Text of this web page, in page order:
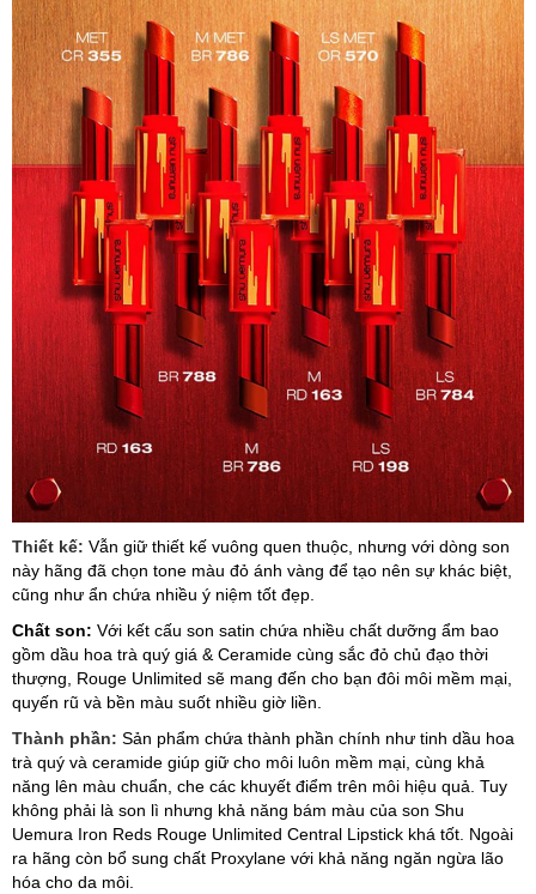
Thiết kế: Vẫn giữ thiết kế vuông quen thuộc, nhưng với dòng son
này hãng đã chọn tone màu đỏ ánh vàng để tạo nên sự khác biệt,
cũng như ẩn chứa nhiều ý niệm tốt đẹp.
Chất son: Với kết cấu son satin chứa nhiều chất dưỡng ẩm bao
gồm dầu hoa trà quý giá & Ceramide cùng sắc đỏ chủ đạo thời
thượng, Rouge Unlimited sẽ mang đến cho bạn đôi môi mềm mại,
quyến rũ và bền màu suốt nhiều giờ liền.
Thành phần: Sản phẩm chứa thành phần chính như tinh dầu hoa
trà quý và ceramide giúp giữ cho môi luôn mềm mại, cùng khả
năng lên màu chuẩn, che các khuyết điểm trên môi hiệu quả. Tuy
không phải là son lì nhưng khả năng bám màu của son Shu
Uemura Iron Reds Rouge Unlimited Central Lipstick khá tốt. Ngoài
ra hãng còn bổ sung chất Proxylane với khả năng ngăn ngừa lão
hóa cho da môi.